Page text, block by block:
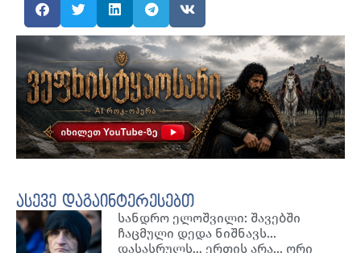
ასევე დაგაინტერესებთ
სანდრო ელოშვილი: შავებში
ჩაცმული დედა ნიშნავს…
დასასრულს… ერთის არა… ორი